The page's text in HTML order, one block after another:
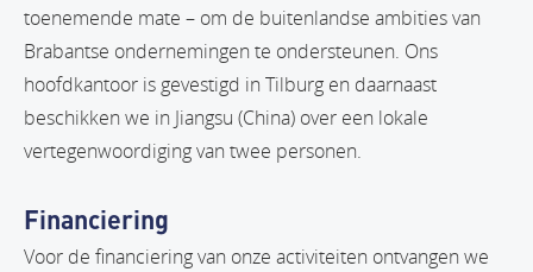
toenemende mate – om de buitenlandse ambities van
Brabantse ondernemingen te ondersteunen. Ons
hoofdkantoor is gevestigd in Tilburg en daarnaast
beschikken we in Jiangsu (China) over een lokale
vertegenwoordiging van twee personen.
Financiering
Voor de financiering van onze activiteiten ontvangen we